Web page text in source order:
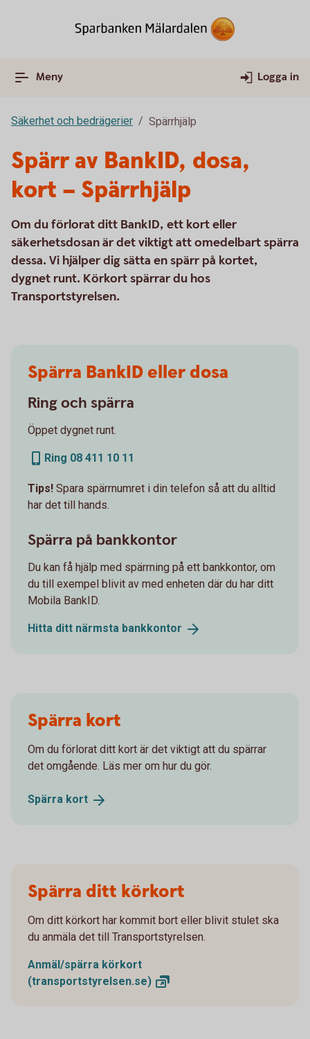
Meny Logga in
Säkerhet och bedrägerier Spärrhjälp
Spärr av BankID, dosa,
kort – Spärrhjälp
Om du förlorat ditt BankID, ett kort eller
säkerhetsdosan är det viktigt att omedelbart spärra
dessa. Vi hjälper dig sätta en spärr på kortet,
dygnet runt. Körkort spärrar du hos
Transportstyrelsen.
Spärra BankID eller dosa
Ring och spärra
Öppet dygnet runt.
Ring 08 411 10 11
Tips! Spara spärrnumret i din telefon så att du alltid
har det till hands.
Spärra på bankkontor
Du kan få hjälp med spärrning på ett bankkontor, om
du till exempel blivit av med enheten där du har ditt
Mobila BankID.
Hitta ditt närmsta bankkontor
Spärra kort
Om du förlorat ditt kort är det viktigt att du spärrar
det omgående. Läs mer om hur du gör.
Spärra kort
Spärra ditt körkort
Om ditt körkort har kommit bort eller blivit stulet ska
du anmäla det till Transportstyrelsen.
Anmäl/spärra körkort
(transportstyrelsen.se)